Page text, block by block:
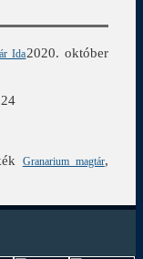
Ida2020. október
Granarium magtár,